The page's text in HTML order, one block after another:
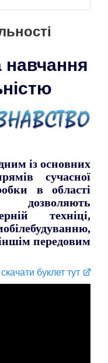
із основних
сучасної
в області
дозволяють
техніці,
передовим
скачати буклет тут